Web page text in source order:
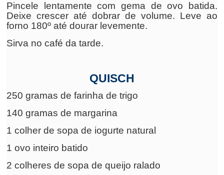
Pincele lentamente com gema de ovo batida.
Deixe crescer até dobrar de volume. Leve ao
forno 180º até dourar levemente.
Sirva no café da tarde.
QUISCH
250 gramas de farinha de trigo
140 gramas de margarina
1 colher de sopa de iogurte natural
1 ovo inteiro batido
2 colheres de sopa de queijo ralado